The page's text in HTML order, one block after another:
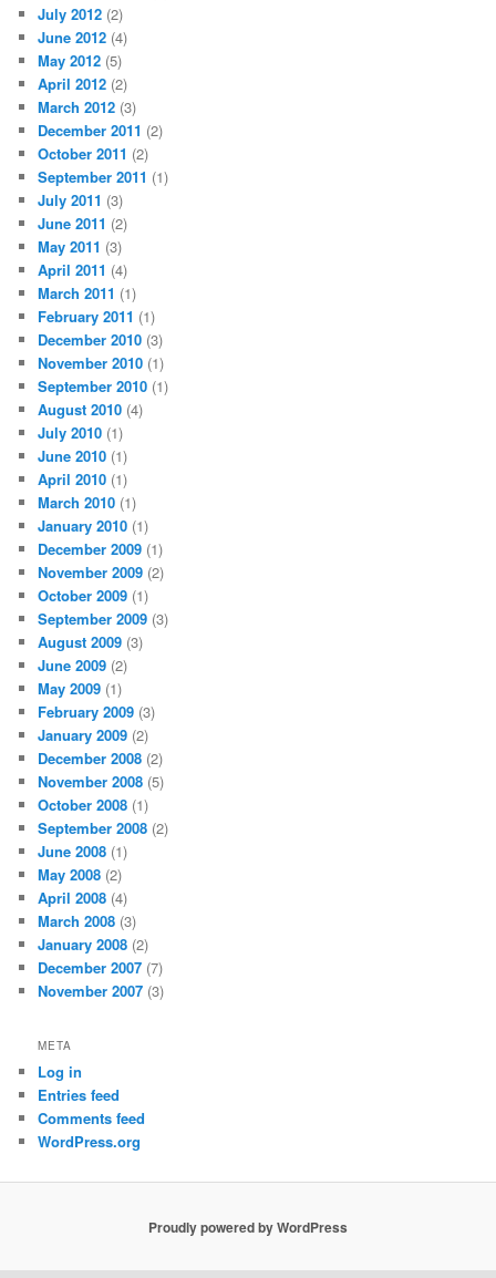
July 2012 (2)
June 2012 (4)
May 2012 (5)
April 2012 (2)
March 2012 (3)
December 2011 (2)
October 2011 (2)
September 2011 (1)
July 2011 (3)
June 2011 (2)
May 2011 (3)
April 2011 (4)
March 2011 (1)
February 2011 (1)
December 2010 (3)
November 2010 (1)
September 2010 (1)
August 2010 (4)
July 2010 (1)
June 2010 (1)
April 2010 (1)
March 2010 (1)
January 2010 (1)
December 2009 (1)
November 2009 (2)
October 2009 (1)
September 2009 (3)
August 2009 (3)
June 2009 (2)
May 2009 (1)
February 2009 (3)
January 2009 (2)
December 2008 (2)
November 2008 (5)
October 2008 (1)
September 2008 (2)
June 2008 (1)
May 2008 (2)
April 2008 (4)
March 2008 (3)
January 2008 (2)
December 2007 (7)
November 2007 (3)
META
Log in
Entries feed
Comments feed
WordPress.org
Proudly powered by WordPress